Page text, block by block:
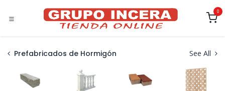
0
Prefabricados de Hormigón See All